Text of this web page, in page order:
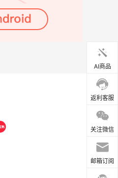
AI商品
返利客服
关注微信
邮箱订阅